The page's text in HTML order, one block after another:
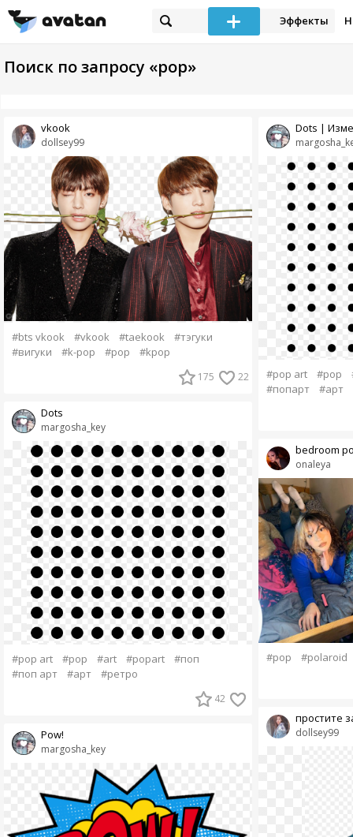
Эффекты
Поиск по запросу «pop»
dollsey99
vkook
#bts vkook #vkook #taekook
#тэгуки
#вигуки
#k-pop #pop #kpop
175 22
margosha_key
Dots
#pop art #pop #art #popart
#поп
#поп арт
#арт #ретро
42
margosha_key
Pow!
Dots |
#pop art #pop
#попарт
#арт
onaleya
bedroom
#pop #polaroid
dollsey99
простите